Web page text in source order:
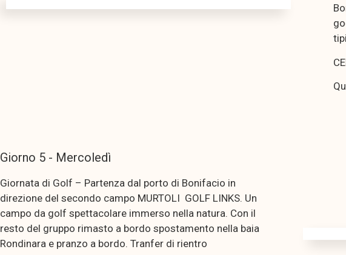
Giorno 5 - Mercoledì
Giornata di Golf – Partenza dal porto di Bonifacio in
direzione del secondo campo MURTOLI GOLF LINKS. Un
campo da golf spettacolare immerso nella natura. Con il
resto del gruppo rimasto a bordo spostamento nella baia
Rondinara e pranzo a bordo. Tranfer di rientro